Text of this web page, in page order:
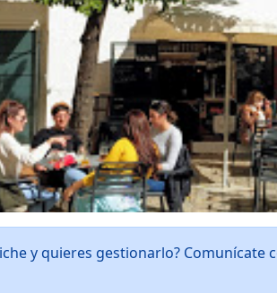
y quieres gestionarlo? Comunícate